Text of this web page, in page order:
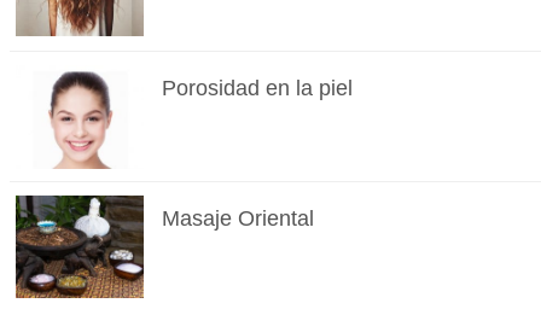
Porosidad en la piel
Masaje Oriental